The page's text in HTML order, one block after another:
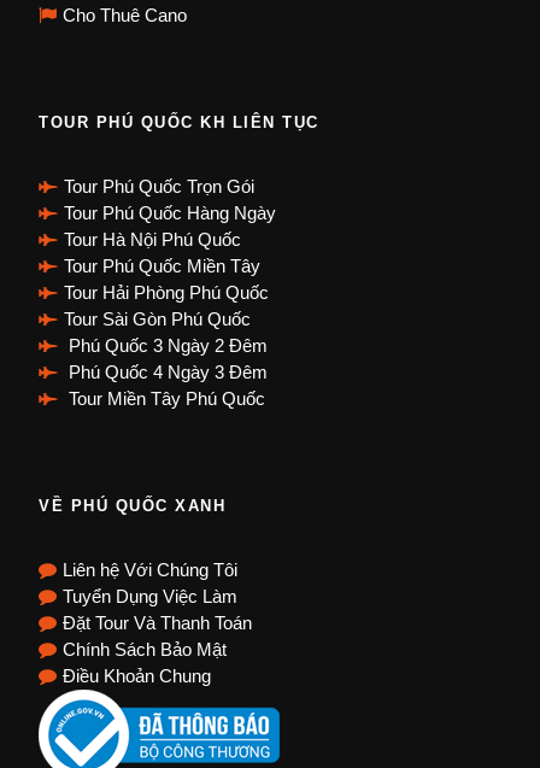
Cho Thuê Cano
TOUR PHÚ QUỐC KH LIÊN TỤC
Tour Phú Quốc Trọn Gói
Tour Phú Quốc Hàng Ngày
Tour Hà Nội Phú Quốc
Tour Phú Quốc Miền Tây
Tour Hải Phòng Phú Quốc
Tour Sài Gòn Phú Quốc
Phú Quốc 3 Ngày 2 Đêm
Phú Quốc 4 Ngày 3 Đêm
Tour Miền Tây Phú Quốc
VỀ PHÚ QUỐC XANH
Liên hệ Với Chúng Tôi
Tuyển Dụng Việc Làm
Đặt Tour Và Thanh Toán
Chính Sách Bảo Mật
Điều Khoản Chung